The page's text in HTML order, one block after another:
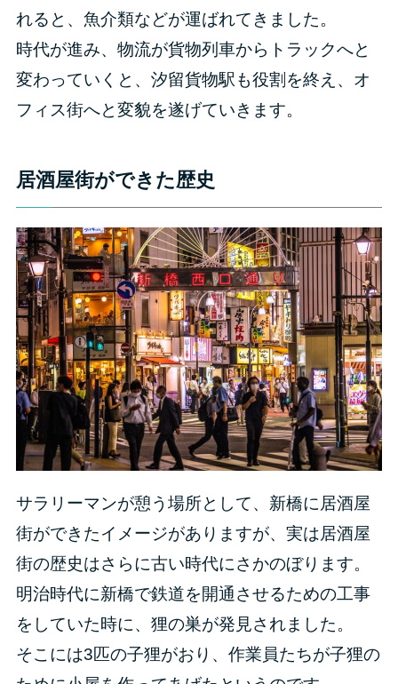
れると、魚介類などが運ばれてきました。
時代が進み、物流が貨物列車からトラックへと
変わっていくと、汐留貨物駅も役割を終え、オ
フィス街へと変貌を遂げていきます。
居酒屋街ができた歴史
サラリーマンが憩う場所として、新橋に居酒屋
街ができたイメージがありますが、実は居酒屋
街の歴史はさらに古い時代にさかのぼります。
明治時代に新橋で鉄道を開通させるための工事
をしていた時に、狸の巣が発見されました。
そこには3匹の子狸がおり、作業員たちが子狸の